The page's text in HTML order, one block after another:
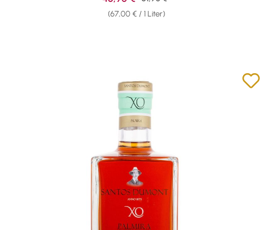
(67,00 € / 1 Liter)